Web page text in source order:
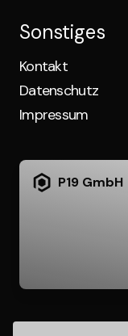
Sonstiges
Kontakt
Datenschutz
Impressum
P19 GmbH